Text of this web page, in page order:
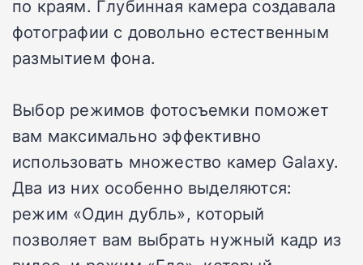
по краям. Глубинная камера создавала
фотографии с довольно естественным
размытием фона.
Выбор режимов фотосъемки поможет
вам максимально эффективно
использовать множество камер Galaxy.
Два из них особенно выделяются:
режим «Один дубль», который
позволяет вам выбрать нужный кадр из